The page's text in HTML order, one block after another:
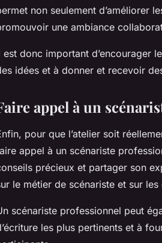
non seulement d’améliorer
une ambiance
est donc important d’encourager
idées et à donner et recevoir
appel à un
pour que l’atelier soit
appel à un scénariste
précieux et partager son
le métier de scénariste et sur
scénariste professionnel peut
les plus pertinents et à